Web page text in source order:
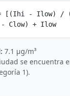
= [(Ihi - Ilow) /
Clow) + Ilow
7.1 µg/m³
se encuentra
1).